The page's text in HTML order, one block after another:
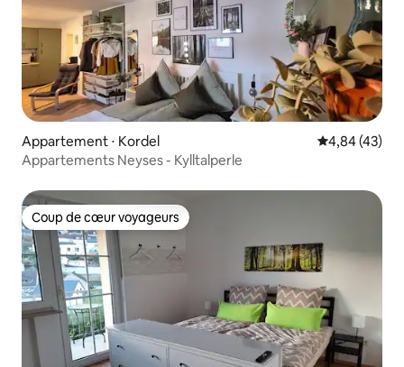
Appartement ⋅ Kordel Évaluation
4,84 (43)
Appartements Neyses - Kylltalperle
Coup de cœur voyageurs
Coup de cœur voyageurs